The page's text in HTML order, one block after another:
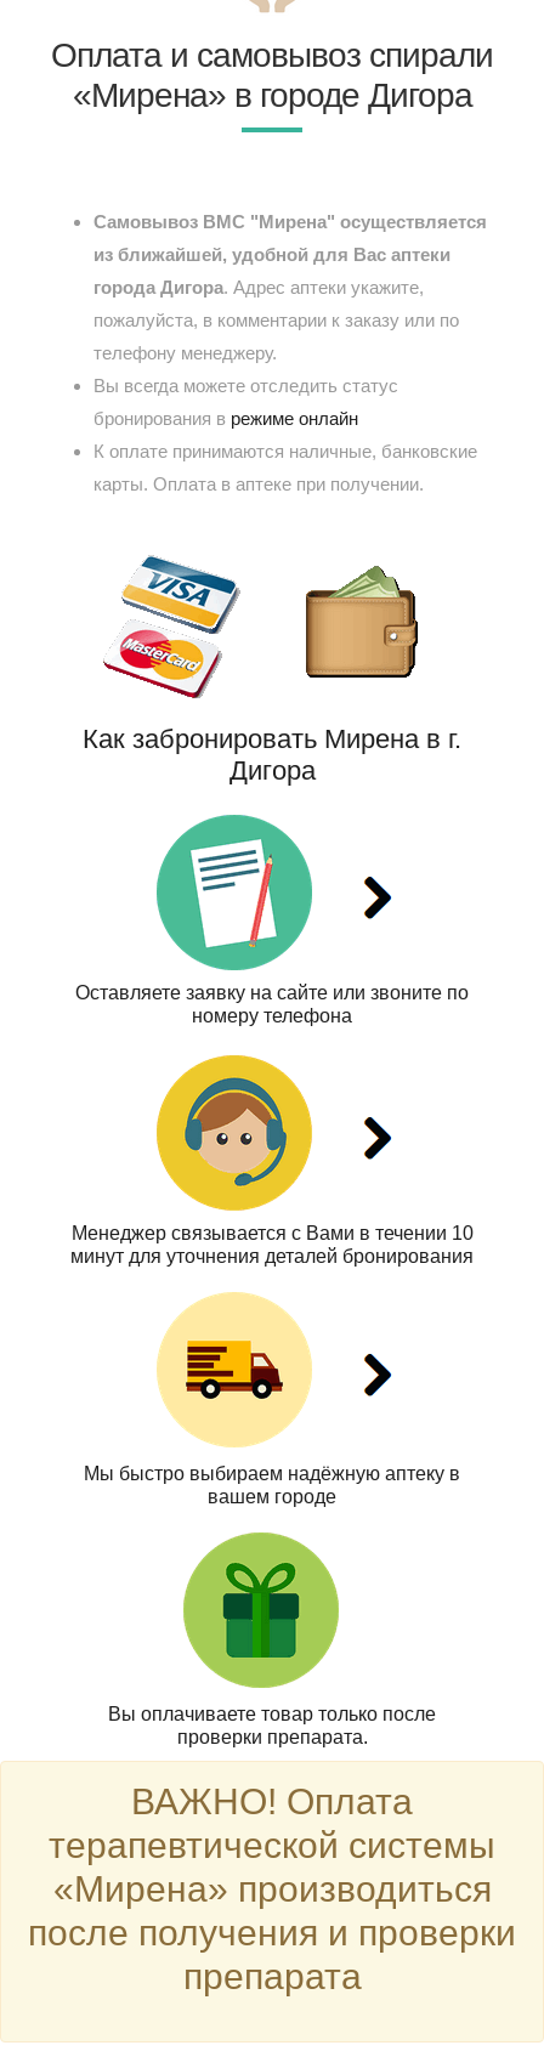
Оплата и самовывоз спирали
«Мирена» в городе Дигора
Самовывоз ВМС "Мирена" осуществляется
из ближайшей, удобной для Вас аптеки
города Дигора. Адрес аптеки укажите,
пожалуйста, в комментарии к заказу или по
телефону менеджеру.
Вы всегда можете отследить статус
бронирования в режиме онлайн
К оплате принимаются наличные, банковские
карты. Оплата в аптеке при получении.
Как забронировать Мирена в г.
Дигора
Оставляете заявку на сайте или звоните по
номеру телефона
Менеджер связывается с Вами в течении 10
минут для уточнения деталей бронирования
Мы быстро выбираем надёжную аптеку в
вашем городе
Вы оплачиваете товар только после
проверки препарата.
ВАЖНО! Оплата
терапевтической системы
«Мирена» производиться
после получения и проверки
препарата